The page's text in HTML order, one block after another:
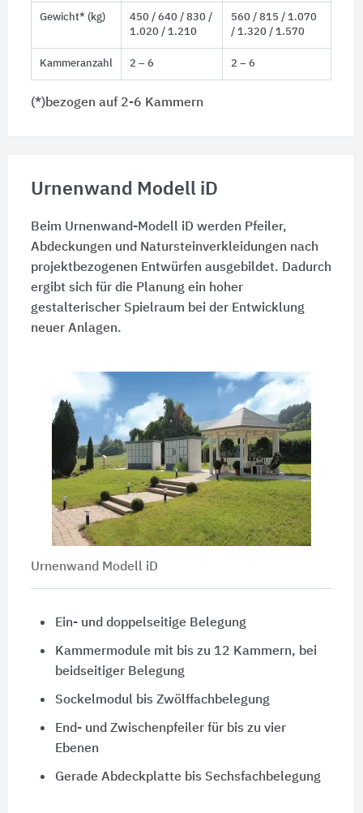
Gewicht* (kg)
450 / 640 / 830 /
1.020 / 1.210
560 / 815 / 1.070
/ 1.320 / 1.570
Kammeranzahl 2 – 6 2 – 6
(*)bezogen auf 2-6 Kammern
Urnenwand Modell iD
Beim Urnenwand-Modell iD werden Pfeiler,
Abdeckungen und Natursteinverkleidungen nach
projektbezogenen Entwürfen ausgebildet. Dadurch
ergibt sich für die Planung ein hoher
gestalterischer Spielraum bei der Entwicklung
neuer Anlagen.
Urnenwand Modell iD
Ein- und doppelseitige Belegung
Kammermodule mit bis zu 12 Kammern, bei
beidseitiger Belegung
Sockelmodul bis Zwölffachbelegung
End- und Zwischenpfeiler für bis zu vier
Ebenen
Gerade Abdeckplatte bis Sechsfachbelegung